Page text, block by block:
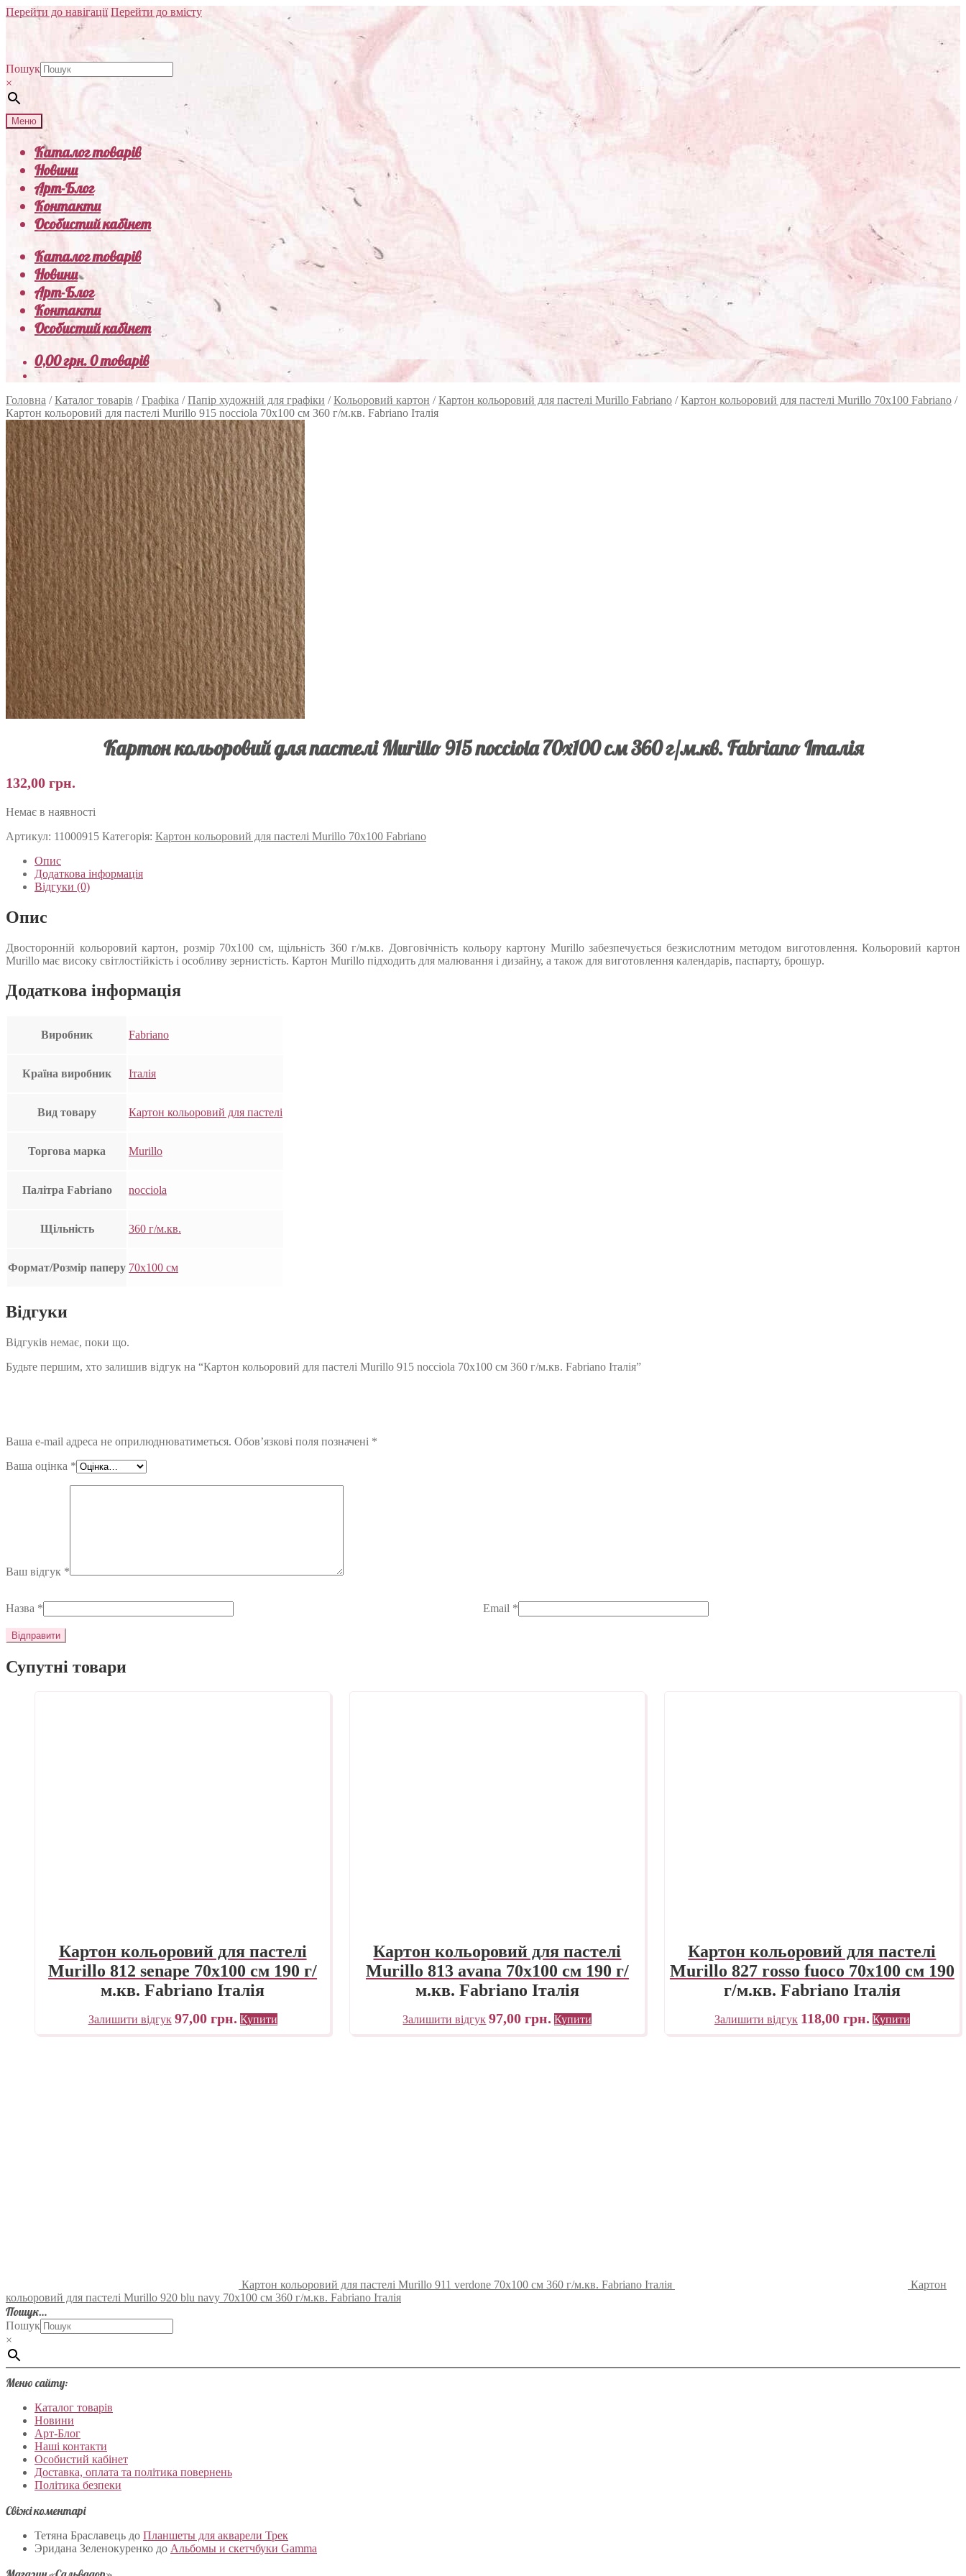
Перейти до навігації Перейти до вмісту
Пошук
×
Меню
Каталог товарів
Новини
Арт-Блог
Контакти
Особистий кабінет
Каталог товарів
Новини
Арт-Блог
Контакти
Особистий кабінет
0,00грн.0 товарів
Головна /Каталог товарів /Графіка /Папір художній для графіки /Кольоровий картон /Картон кольоровий для пастелі Murillo Fabriano /Картон кольоровий для пастелі Murillo 70х100 Fabriano /
Картон кольоровий для пастелі Murillo 915 nocciola 70х100 см 360 г/м.кв. Fabriano Італія
Картон кольоровий для пастелі Murillo 915 nocciola 70х100 см 360 г/м.кв. Fabriano Італія
132,00 грн.
Немає в наявності
Артикул: 11000915 Категорія: Картон кольоровий для пастелі Murillo 70х100 Fabriano
Опис
Додаткова інформація
Відгуки (0)
Опис
Двосторонній кольоровий картон, розмір 70х100 см, щільність 360 г/м.кв. Довговічність кольору картону Murillo забезпечується безкислотним методом виготовлення. Кольоровий картон
Murillo має високу світлостійкість і особливу зернистість. Картон Murillo підходить для малювання і дизайну, а також для виготовлення календарів, паспарту, брошур.
Додаткова інформація
Виробник Fabriano
Країна виробник Італія
Вид товару Картон кольоровий для пастелі
Торгова марка Murillo
Палітра Fabriano nocciola
Щільність 360 г/м.кв.
Формат/Розмір паперу 70х100 см
Відгуки
Відгуків немає, поки що.
Будьте першим, хто залишив відгук на “Картон кольоровий для пастелі Murillo 915 nocciola 70х100 см 360 г/м.кв. Fabriano Італія”
Ваша e-mail адреса не оприлюднюватиметься. Обов’язкові поля позначені *
Ваша оцінка *
Ваш відгук *
Назва * Email *
Супутні товари
Картон кольоровий для пастелі
Murillo 812 senape 70х100 см 190 г/
м.кв. Fabriano Італія
Залишити відгук 97,00 грн. Купити
Картон кольоровий для пастелі
Murillo 813 avana 70х100 см 190 г/
м.кв. Fabriano Італія
Залишити відгук 97,00грн. Купити
Картон кольоровий для пастелі
Murillo 827 rosso fuoco 70х100 см 190
г/м.кв. Fabriano Італія
Залишити відгук 118,00 грн. Купити
Картон кольоровий для пастелі Murillo 911 verdone 70х100 см 360 г/м.кв. Fabriano Італія
Картон
кольоровий для пастелі Murillo 920 blu navy 70х100 см 360 г/м.кв. Fabriano Італія
Пошук…
Пошук
×
Меню сайту:
Каталог товарів
Новини
Арт-Блог
Наші контакти
Особистий кабінет
Доставка, оплата та політика повернень
Політика безпеки
Свіжі коментарі
Тетяна Браславець до Планшеты для акварели Трек
Эридана Зеленокуренко до Альбомы и скетчбуки Gamma